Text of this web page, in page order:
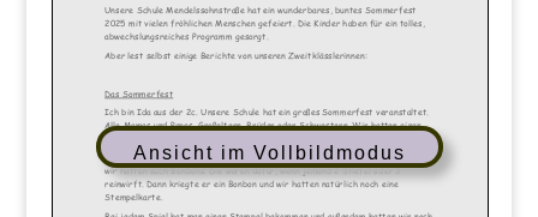
Ansicht im Vollbildmodus